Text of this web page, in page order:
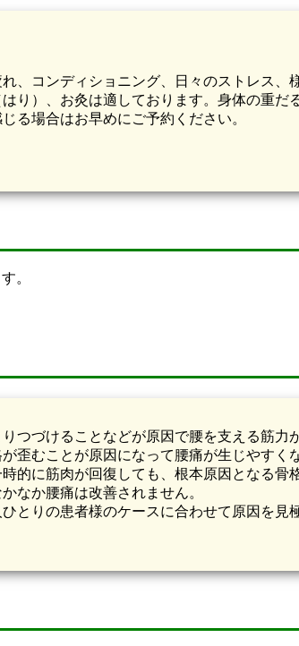
、コンディショニング、日々のストレス、
り）、お灸は適しております。身体の重だ
る場合はお早めにご予約ください。
。
つづけることなどが原因で腰を支える筋力
歪むことが原因になって腰痛が生じやすく
的に筋肉が回復しても、根本原因となる骨
なか腰痛は改善されません。
とりの患者様のケースに合わせて原因を見